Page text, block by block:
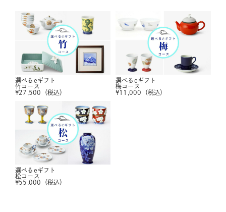
選べるeギフト
竹コース
¥27,500 （税込）
選べるeギフト
梅コース
¥11,000 （税込）
選べるeギフト
松コース
¥55,000 （税込）